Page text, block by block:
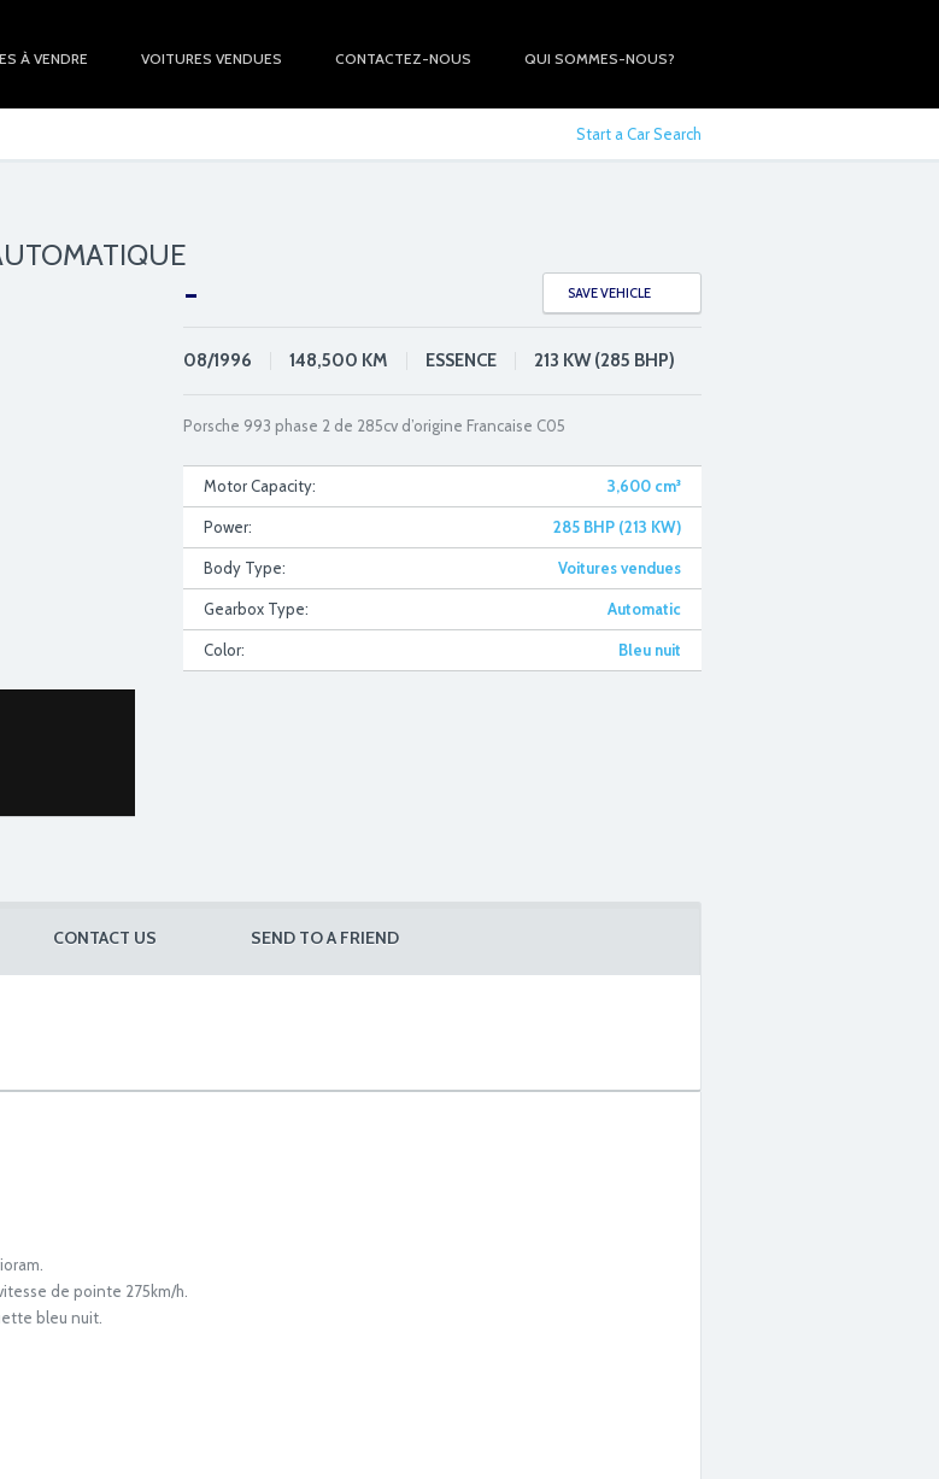
À VENDRE VOITURES VENDUES CONTACTEZ-NOUS QUI SOMMES-NOUS?
Start a Car Search
- SAVE VEHICLE
08/1996 148,500 KM ESSENCE 213 KW (285 BHP)
Porsche 993 phase 2 de 285cv d’origine Francaise C05
Motor Capacity: 3,600 cm³
Power: 285 BHP (213 KW)
Body Type: Voitures vendues
Gearbox Type: Automatic
Color: Bleu nuit
CONTACT US SEND TO A FRIEND
de pointe 275km/h.
bleu nuit.